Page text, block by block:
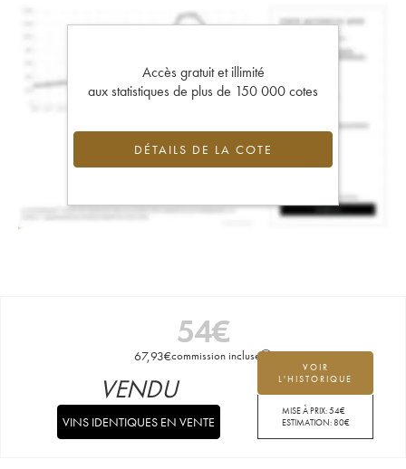
Accès gratuit et illimité
aux statistiques de plus de 150 000 cotes
DÉTAILS DE LA COTE
54€
67,93€commission incluse
VOIR
L'HISTORIQUE
MISE À PRIX:54€
ESTIMATION:80€
VENDU
VINS IDENTIQUES EN VENTE